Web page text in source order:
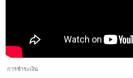
การชำระเงิน